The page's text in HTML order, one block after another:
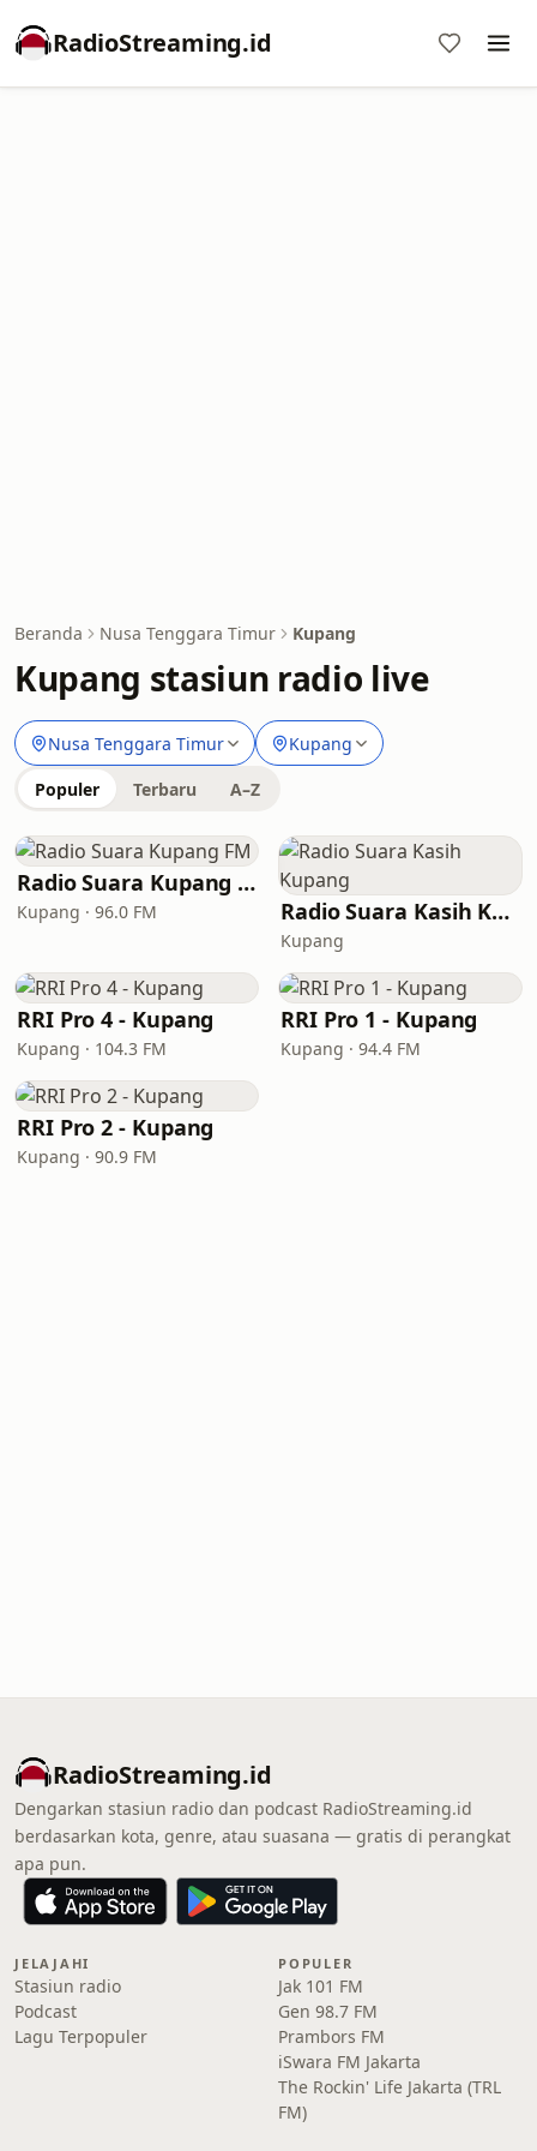
RadioStreaming.id
Beranda Nusa Tenggara Timur Kupang
Kupang stasiun radio live
Nusa Tenggara Timur Kupang
Populer Terbaru A–Z
Radio Suara Kupang FM
Kupang · 96.0 FM Radio Suara Kasih Kupang
Kupang
RRI Pro 4 - Kupang
Kupang · 104.3 FM
RRI Pro 1 - Kupang
Kupang · 94.4 FM
RRI Pro 2 - Kupang
Kupang · 90.9 FM
RadioStreaming.id
Dengarkan stasiun radio dan podcast RadioStreaming.id
berdasarkan kota, genre, atau suasana — gratis di perangkat
apa pun.
JELAJAHI
Stasiun radio
Podcast
Lagu Terpopuler
POPULER
Jak 101 FM
Gen 98.7 FM
Prambors FM
iSwara FM Jakarta
The Rockin' Life Jakarta (TRL
FM)